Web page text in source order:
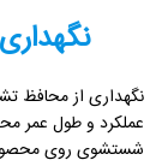
نگهداری از محافظ
عملکرد و طول عمر
شستشوی روی محصول